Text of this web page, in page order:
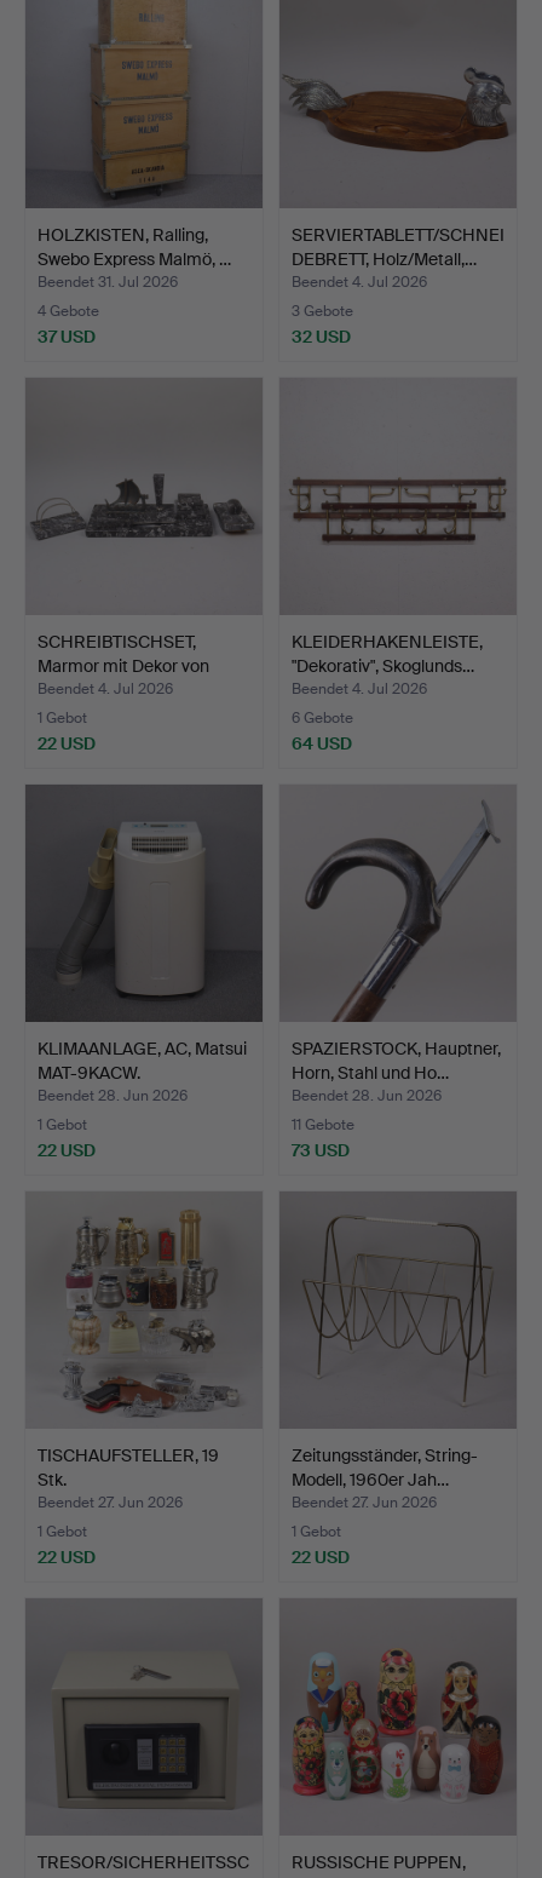
HOLZKISTEN, Ralling,
Swebo Express Malmö, …
Beendet 31. Jul 2026
4 Gebote
37 USD
SERVIERTABLETT/SCHNEI
DEBRETT, Holz/Metall,…
Beendet 4. Jul 2026
3 Gebote
32 USD
SCHREIBTISCHSET,
Marmor mit Dekor von
Wiki…
Beendet 4. Jul 2026
1 Gebot
22 USD
KLEIDERHAKENLEISTE,
"Dekorativ", Skoglunds…
Beendet 4. Jul 2026
6 Gebote
64 USD
KLIMAANLAGE, AC, Matsui
MAT-9KACW.
Beendet 28. Jun 2026
1 Gebot
22 USD
SPAZIERSTOCK, Hauptner,
Horn, Stahl und Ho…
Beendet 28. Jun 2026
11 Gebote
73 USD
TISCHAUFSTELLER, 19
Stk.
Beendet 27. Jun 2026
1 Gebot
22 USD
Zeitungsständer, String-
Modell, 1960er Jah…
Beendet 27. Jun 2026
1 Gebot
22 USD
TRESOR/SICHERHEITSSC
RUSSISCHE PUPPEN,